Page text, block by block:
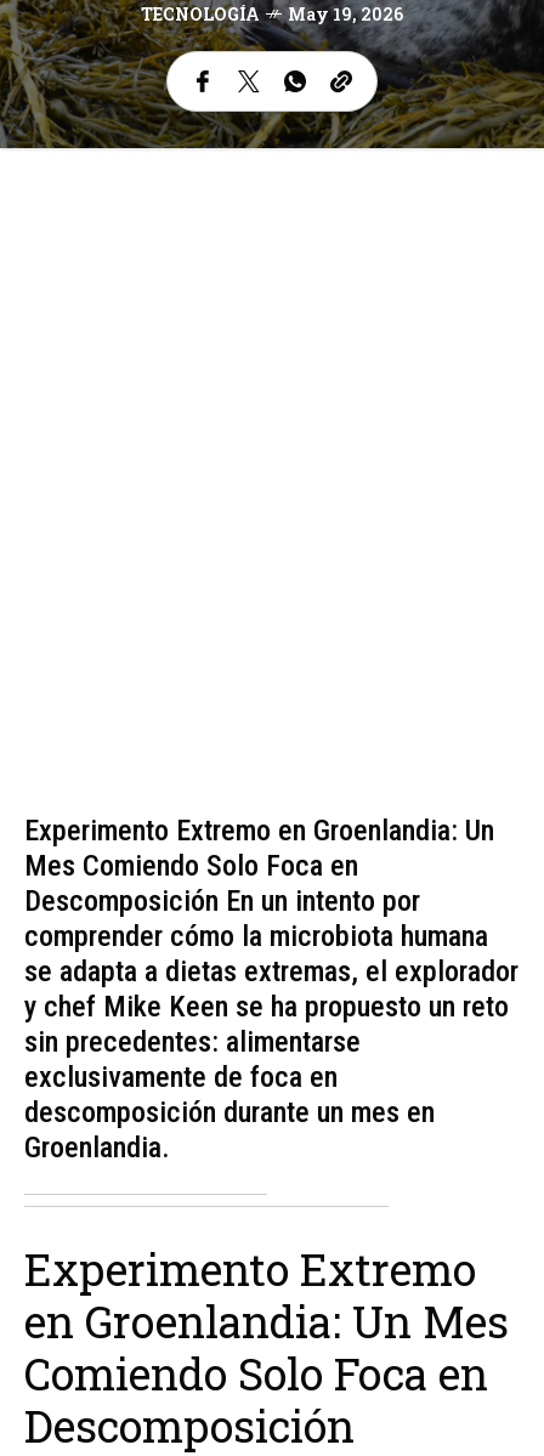
TECNOLOGÍA May 19, 2026
Experimento Extremo en Groenlandia: Un
Mes Comiendo Solo Foca en
Descomposición En un intento por
comprender cómo la microbiota humana
se adapta a dietas extremas, el explorador
y chef Mike Keen se ha propuesto un reto
sin precedentes: alimentarse
exclusivamente de foca en
descomposición durante un mes en
Groenlandia.
Experimento Extremo
en Groenlandia: Un Mes
Comiendo Solo Foca en
Descomposición